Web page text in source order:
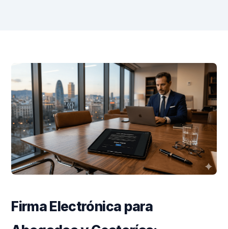
Firma Electrónica para